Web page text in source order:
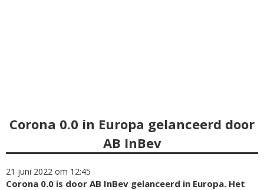
Corona 0.0 in Europa gelanceerd door
AB InBev
21 juni 2022 om 12:45
Corona 0.0 is door AB InBev gelanceerd in Europa. Het